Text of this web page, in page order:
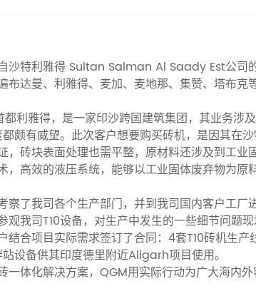
沙特利雅得 Sultan Salman Al Saady Est公司
布达曼、利雅得、麦加、麦地那、集赞、塔布克
雅得，是一家印沙跨国建筑集团，其业务涉及
颇有威望。此次客户想要购买砖机，是因其在沙
砖块表面处理也需平整，原材料还涉及到工业
高效的液压系统，能够以工业固体废弃物为原
了我司各个生产部门，并到我司国内客户工厂
我司T10设备，对生产中发生的一些细节问题
合项目实际需求签订了合同：4套T10砖机生产
设备供其印度德里附近Aligarh项目使用。
体化解决方案，QGM用实际行动为广大海内